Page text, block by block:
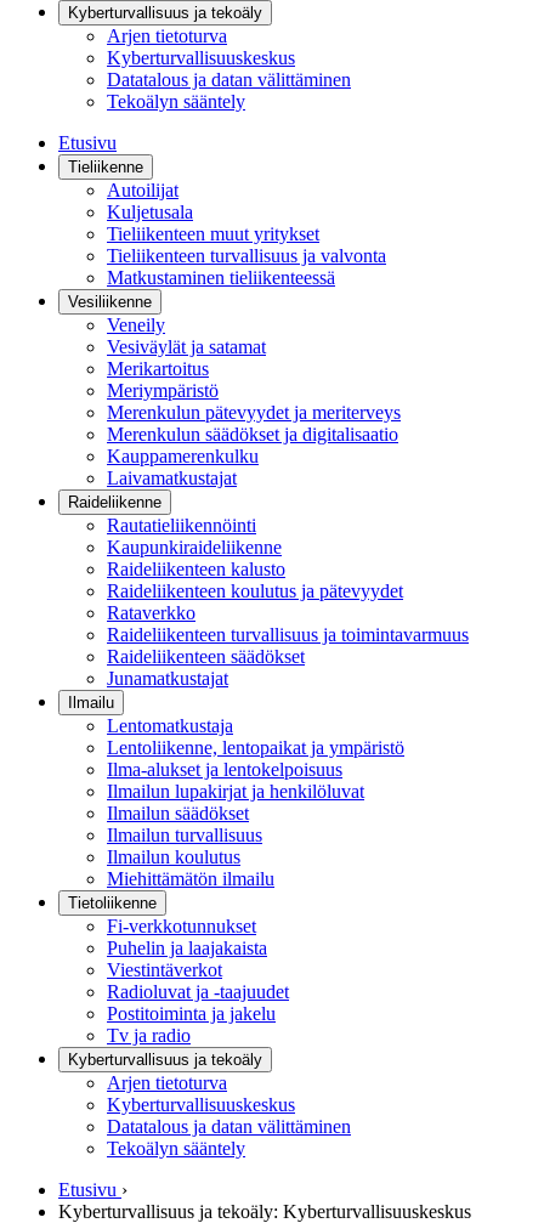
Kyberturvallisuus ja tekoäly
Arjen tietoturva
Kyberturvallisuuskeskus
Datatalous ja datan välittäminen
Tekoälyn sääntely
Etusivu
Tieliikenne
Autoilijat
Kuljetusala
Tieliikenteen muut yritykset
Tieliikenteen turvallisuus ja valvonta
Matkustaminen tieliikenteessä
Vesiliikenne
Veneily
Vesiväylät ja satamat
Merikartoitus
Meriympäristö
Merenkulun pätevyydet ja meriterveys
Merenkulun säädökset ja digitalisaatio
Kauppamerenkulku
Laivamatkustajat
Raideliikenne
Rautatieliikennöinti
Kaupunkiraideliikenne
Raideliikenteen kalusto
Raideliikenteen koulutus ja pätevyydet
Rataverkko
Raideliikenteen turvallisuus ja toimintavarmuus
Raideliikenteen säädökset
Junamatkustajat
Ilmailu
Lentomatkustaja
Lentoliikenne, lentopaikat ja ympäristö
Ilma-alukset ja lentokelpoisuus
Ilmailun lupakirjat ja henkilöluvat
Ilmailun säädökset
Ilmailun turvallisuus
Ilmailun koulutus
Miehittämätön ilmailu
Tietoliikenne
Fi-verkkotunnukset
Puhelin ja laajakaista
Viestintäverkot
Radioluvat ja -taajuudet
Postitoiminta ja jakelu
Tv ja radio
Kyberturvallisuus ja tekoäly
Arjen tietoturva
Kyberturvallisuuskeskus
Datatalous ja datan välittäminen
Tekoälyn sääntely
Etusivu ›
Kyberturvallisuus ja tekoäly: Kyberturvallisuuskeskus